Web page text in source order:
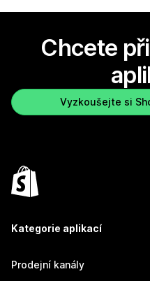
Chcete
Vyzkoušejte si
Kategorie aplikací
Prodejní kanály